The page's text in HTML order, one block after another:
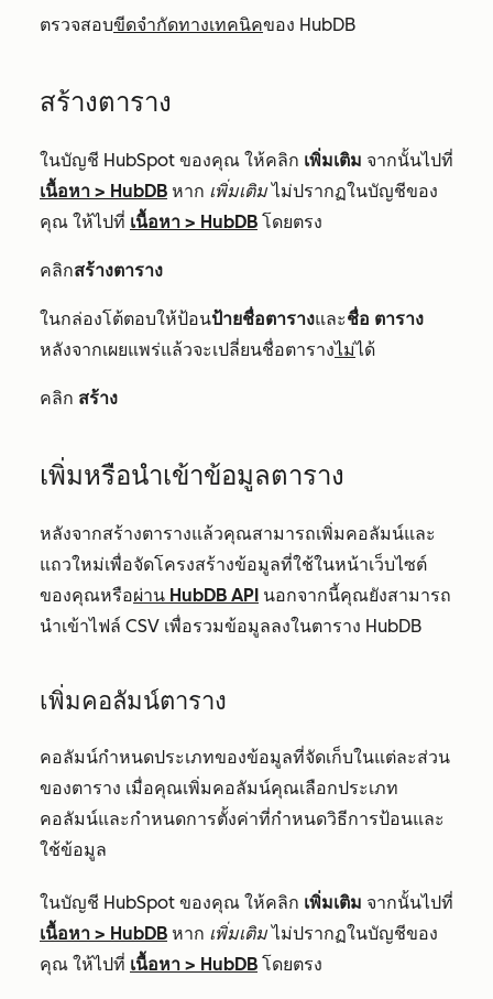
ตรวจสอบขีดจำกัดทางเทคนิคของ HubDB
สร้างตาราง
ในบัญชี HubSpot ของคุณ ให้คลิก เพิ่มเติม จากนั้นไปที่
เนื้อหา > HubDB หาก เพิ่มเติมไม่ปรากฏในบัญชีของ
คุณ ให้ไปที่ เนื้อหา > HubDB โดยตรง
คลิกสร้างตาราง
ในกล่องโต้ตอบให้ป้อนป้ายชื่อตารางและชื่อ ตาราง
หลังจากเผยแพร่แล้วจะเปลี่ยนชื่อตารางไม่ได้
คลิก สร้าง
เพิ่มหรือนำเข้าข้อมูลตาราง
หลังจากสร้างตารางแล้วคุณสามารถเพิ่มคอลัมน์และ
แถวใหม่เพื่อจัดโครงสร้างข้อมูลที่ใช้ในหน้าเว็บไซต์
ของคุณหรือผ่าน HubDB API นอกจากนี้คุณยังสามารถ
นำเข้าไฟล์ CSV เพื่อรวมข้อมูลลงในตาราง HubDB
เพิ่มคอลัมน์ตาราง
คอลัมน์กำหนดประเภทของข้อมูลที่จัดเก็บในแต่ละส่วน
ของตาราง เมื่อคุณเพิ่มคอลัมน์คุณเลือกประเภท
คอลัมน์และกำหนดการตั้งค่าที่กำหนดวิธีการป้อนและ
ใช้ข้อมูล
ในบัญชี HubSpot ของคุณ ให้คลิก เพิ่มเติม จากนั้นไปที่
เนื้อหา > HubDB หาก เพิ่มเติมไม่ปรากฏในบัญชีของ
คุณ ให้ไปที่ เนื้อหา > HubDB โดยตรง